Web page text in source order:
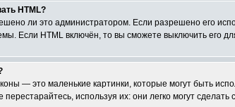
HTML?
ли это администратором. Если разрешено его
Если HTML включён, то вы сможете выключить его
— это маленькие картинки, которые могут быть
перестарайтесь, используя их: они легко могут